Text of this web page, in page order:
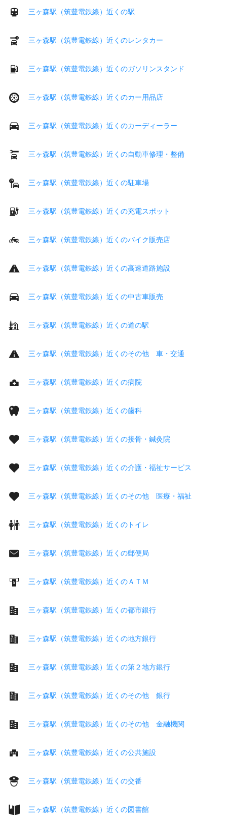
三ヶ森駅（筑豊電鉄線）近くの駅
三ヶ森駅（筑豊電鉄線）近くのレンタカー
三ヶ森駅（筑豊電鉄線）近くのガソリンスタンド
三ヶ森駅（筑豊電鉄線）近くのカー用品店
三ヶ森駅（筑豊電鉄線）近くのカーディーラー
三ヶ森駅（筑豊電鉄線）近くの自動車修理・整備
三ヶ森駅（筑豊電鉄線）近くの駐車場
三ヶ森駅（筑豊電鉄線）近くの充電スポット
三ヶ森駅（筑豊電鉄線）近くのバイク販売店
三ヶ森駅（筑豊電鉄線）近くの高速道路施設
三ヶ森駅（筑豊電鉄線）近くの中古車販売
三ヶ森駅（筑豊電鉄線）近くの道の駅
三ヶ森駅（筑豊電鉄線）近くのその他 車・交通
三ヶ森駅（筑豊電鉄線）近くの病院
三ヶ森駅（筑豊電鉄線）近くの歯科
三ヶ森駅（筑豊電鉄線）近くの接骨・鍼灸院
三ヶ森駅（筑豊電鉄線）近くの介護・福祉サービス
三ヶ森駅（筑豊電鉄線）近くのその他 医療・福祉
三ヶ森駅（筑豊電鉄線）近くのトイレ
三ヶ森駅（筑豊電鉄線）近くの郵便局
三ヶ森駅（筑豊電鉄線）近くのＡＴＭ
三ヶ森駅（筑豊電鉄線）近くの都市銀行
三ヶ森駅（筑豊電鉄線）近くの地方銀行
三ヶ森駅（筑豊電鉄線）近くの第２地方銀行
三ヶ森駅（筑豊電鉄線）近くのその他 銀行
三ヶ森駅（筑豊電鉄線）近くのその他 金融機関
三ヶ森駅（筑豊電鉄線）近くの公共施設
三ヶ森駅（筑豊電鉄線）近くの交番
三ヶ森駅（筑豊電鉄線）近くの図書館